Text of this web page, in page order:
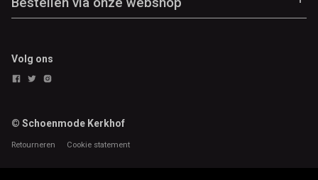
Volg ons
© Schoenmode Kerkhof
Retourneren Cookie statement